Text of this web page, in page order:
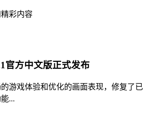
彩内容
官方中文版正式发布
游戏体验和优化的画面表现，修复了已
...